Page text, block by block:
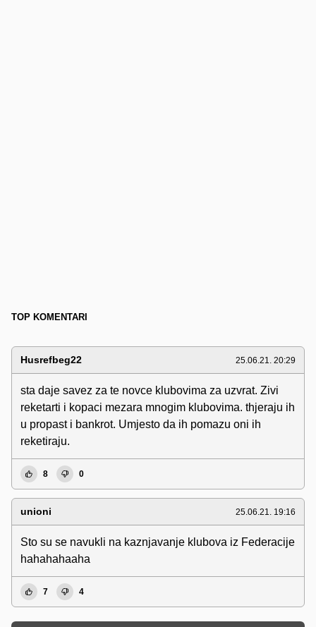
TOP KOMENTARI
Husrefbeg22 25.06.21. 20:29
sta daje savez za te novce klubovima za uzvrat. Zivi
reketarti i kopaci mezara mnogim klubovima. thjeraju ih
u propast i bankrot. Umjesto da ih pomazu oni ih
reketiraju.
8 0
unioni 25.06.21. 19:16
Sto su se navukli na kaznjavanje klubova iz Federacije
hahahahaaha
7 4